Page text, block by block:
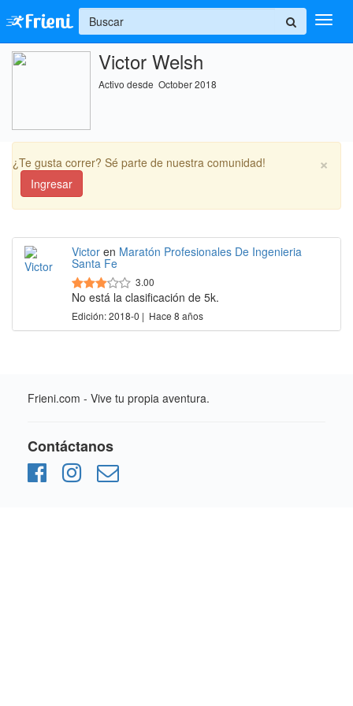
Ayuda
+
Victor Welsh
Activo desde October 2018
×
¿Te gusta correr? Sé parte de nuestra comunidad!
Ingresar
Victor en Maratón Profesionales De Ingenieria
Santa Fe
3.00
No está la clasificación de 5k.
Edición: 2018-0 | Hace 8 años
Frieni.com - Vive tu propia aventura.
Contáctanos